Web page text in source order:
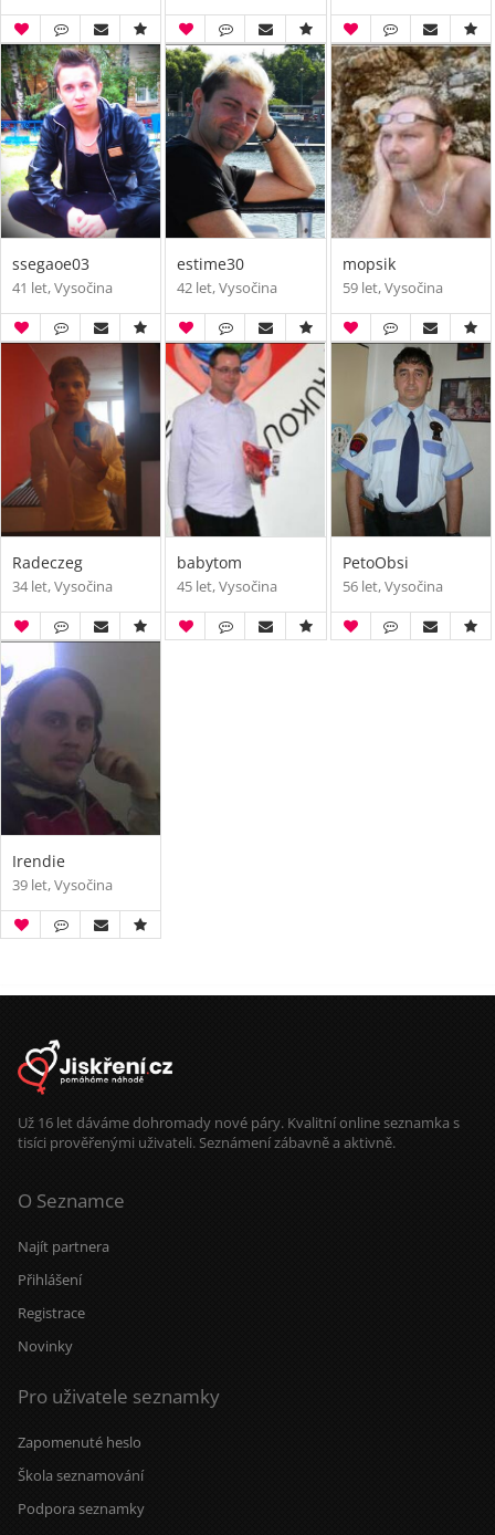
ssegaoe03
41 let, Vysočina
estime30
42 let, Vysočina
mopsik
59 let, Vysočina
Radeczeg
34 let, Vysočina
babytom
45 let, Vysočina
PetoObsi
56 let, Vysočina
Irendie
39 let, Vysočina
Už 16 let dáváme dohromady nové páry. Kvalitní online seznamka s
tisíci prověřenými uživateli. Seznámení zábavně a aktivně.
O Seznamce
Najít partnera
Přihlášení
Registrace
Novinky
Pro uživatele seznamky
Zapomenuté heslo
Škola seznamování
Podpora seznamky